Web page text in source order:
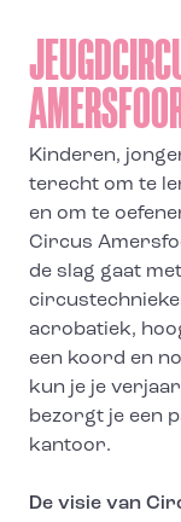
Kinderen,
terecht om te
en om te
Circus
de slag gaat
acrobatiek,
een koord en
kun je je
bezorgt je een
kantoor.
De visie van